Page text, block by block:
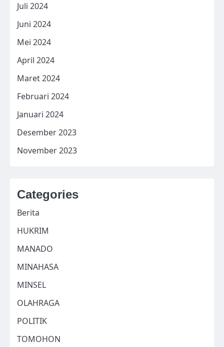
Juli 2024
Juni 2024
Mei 2024
April 2024
Maret 2024
Februari 2024
Januari 2024
Desember 2023
November 2023
Categories
Berita
HUKRIM
MANADO
MINAHASA
MINSEL
OLAHRAGA
POLITIK
TOMOHON